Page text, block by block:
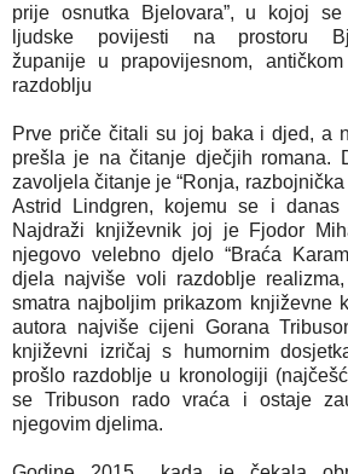
prije osnutka Bjelovara”, u kojoj
ljudske povijesti na prostoru
županije u prapovijesnom,
razdoblju
Prve priče čitali su joj baka i djed, a
prešla je na čitanje dječjih romana.
zavoljela čitanje je “Ronja,
Astrid Lindgren, kojemu se i danas
Najdraži književnik joj je Fjodor
njegovo velebno djelo “Braća
djela najviše voli razdoblje
smatra najboljim prikazom književne
autora najviše cijeni Gorana
književni izričaj s humornim
prošlo razdoblje u kronologiji
se Tribuson rado vraća i ostaje
njegovim djelima.